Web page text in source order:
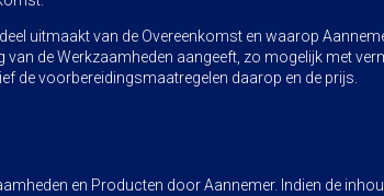
uitmaakt van de Overeenkomst en waarop
de Werkzaamheden aangeeft, zo mogelijk met
de voorbereidingsmaatregelen daarop en de prijs.
en Producten door Aannemer. Indien de